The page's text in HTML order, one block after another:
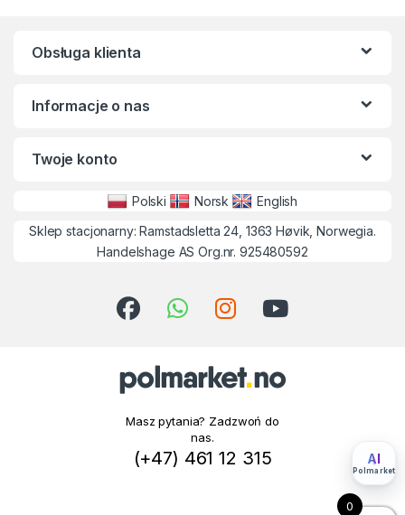
Obsługa klienta
Informacje o nas
Twoje konto
Polski Norsk
English
Sklep stacjonarny: Ramstadsletta 24, 1363 Høvik, Norwegia.
Handelshage AS Org.nr. 925480592
Masz pytania? Zadzwoń do
nas.
(+47) 461 12 315
0
AI
Polmarket